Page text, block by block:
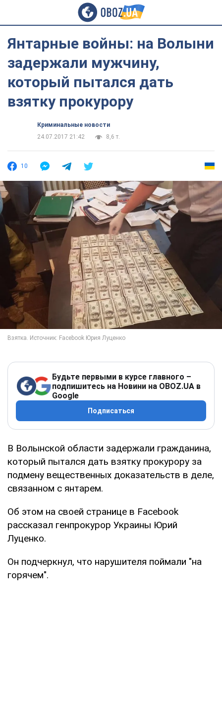
Янтарные войны: на Волыни
задержали мужчину,
который пытался дать
взятку прокурору
Криминальные новости
24.07.2017 21:42
8,6 т.
10
Будьте первыми в курсе главного –
подпишитесь на Новини на OBOZ.UA в
Google
Подписаться
В Волынской области задержали гражданина,
который пытался дать взятку прокурору за
подмену вещественных доказательств в деле,
связанном с янтарем.
Об этом на своей странице в Facebook
рассказал генпрокурор Украины Юрий
Луценко.
Он подчеркнул, что нарушителя поймали "на
горячем".